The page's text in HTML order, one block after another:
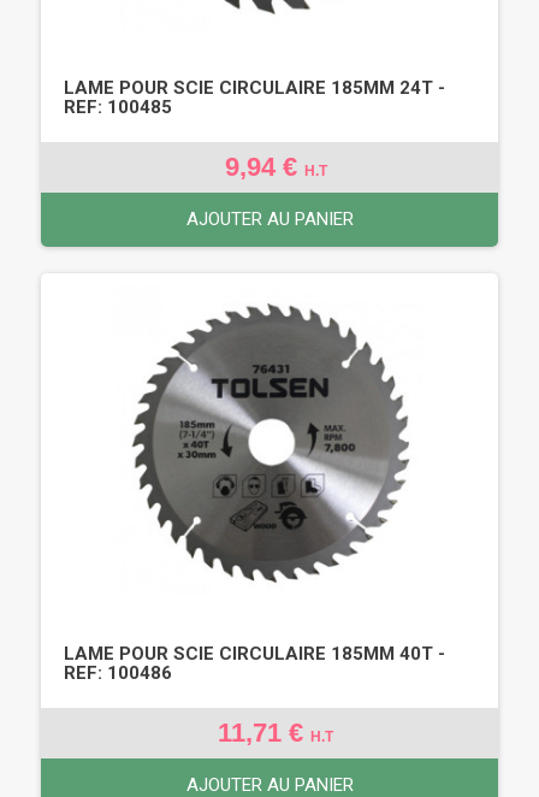
LAME POUR SCIE CIRCULAIRE 185MM 24T -
REF: 100485
9,94 € H.T
AJOUTER AU PANIER
LAME POUR SCIE CIRCULAIRE 185MM 40T -
REF: 100486
11,71 € H.T
AJOUTER AU PANIER